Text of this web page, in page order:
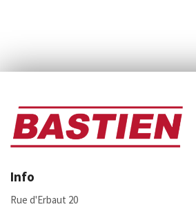
Info
Rue d'Erbaut 20